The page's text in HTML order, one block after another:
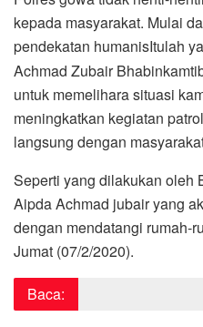
kepada masyarakat. Mulai
pendekatan humanisItulah
Achmad Zubair
untuk memelihara situasi
meningkatkan kegiatan
langsung dengan
Seperti yang dilakukan oleh
Aipda Achmad jubair yang
dengan mendatangi rumah-
Jumat (07/2/2020).
Baca: